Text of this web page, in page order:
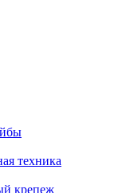
техника
крепеж